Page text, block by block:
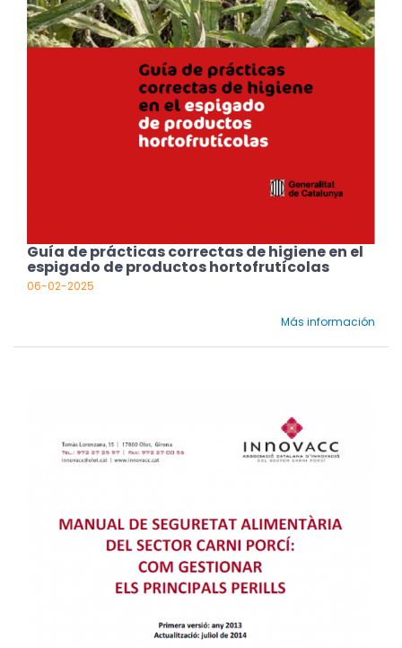
Guía de prácticas correctas de higiene en el
espigado de productos hortofrutícolas
06-02-2025
Más información